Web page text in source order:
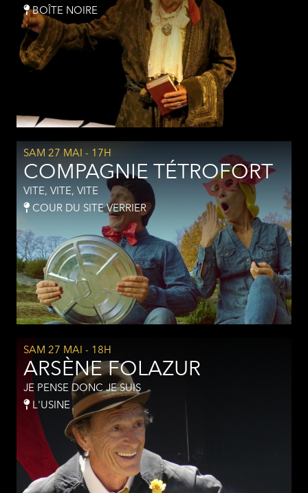
BOÎTE NOIRE
SAM 27 MAI - 17H
COMPAGNIE TÉTROFORT
VITE, VITE, VITE
COUR DU SITE VERRIER
SAM 27 MAI - 18H
ARSÈNE FOLAZUR
JE PENSE DONC JE SUIS
L'USINE